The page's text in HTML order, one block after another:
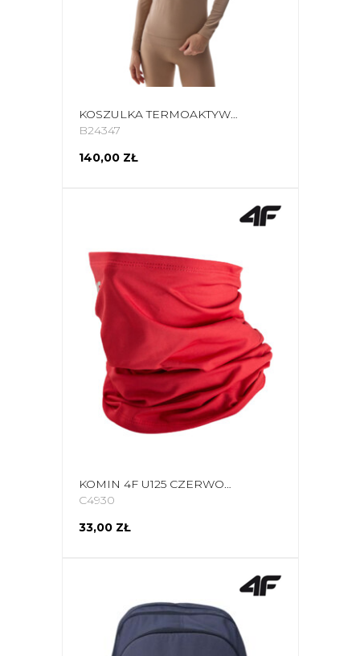
KOSZULKA TERMOAKTYWNA DAMSKA 4F F156 JASNY BRĄZ 4FWAW24USEAF156 82S
B24347
140,00 ZŁ
KOMIN 4F U125 CZERWONY 4FWAW25ABDAU125 62S
C4930
33,00 ZŁ